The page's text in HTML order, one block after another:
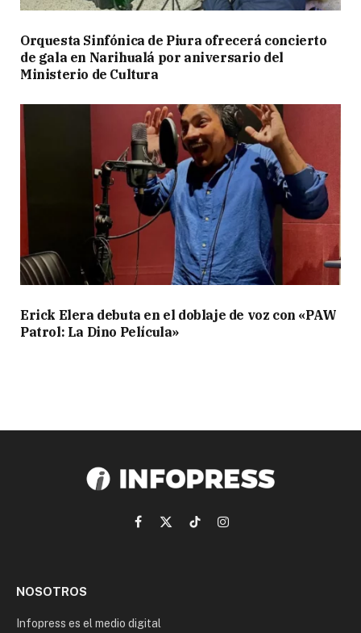
Orquesta Sinfónica de Piura ofrecerá concierto
de gala en Narihualá por aniversario del
Ministerio de Cultura
Erick Elera debuta en el doblaje de voz con «PAW
Patrol: La Dino Película»
Facebook
X
TikTokInstagram
NOSOTROS
Infopress es el medio digital